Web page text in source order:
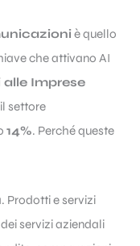
è quello
che attivano AI
alle Imprese
settore
14%. Perché queste
Prodotti e servizi
servizi aziendali